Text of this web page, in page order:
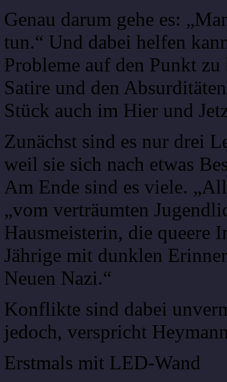
Genau darum gehe es:
tun.“ Und dabei helfen
Probleme auf den Punkt
Satire und den
Stück auch im Hier und
Zunächst sind es nur drei
weil sie sich nach etwas
Am Ende sind es viele.
„vom verträumten
Hausmeisterin, die queere
Jährige mit dunklen
Neuen Nazi.“
Konflikte sind dabei
jedoch, verspricht
Erstmals mit LED-Wand